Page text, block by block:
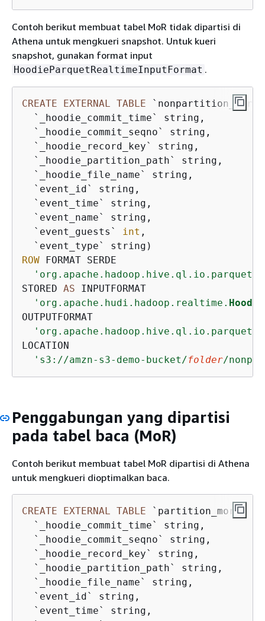
Contoh berikut membuat tabel MoR tidak dipartisi di
Athena untuk mengkueri snapshot. Untuk kueri
snapshot, gunakan format input
HoodieParquetRealtimeInputFormat .
CREATE EXTERNAL TABLE
  `_hoodie_commit_time` string,
  `_hoodie_commit_seqno` string,
  `_hoodie_record_key` string,
  `_hoodie_partition_path` string,
  `_hoodie_file_name` string,
  `event_id` string,
  `event_time` string,
  `event_name` string,
  `event_guests`
int ,
ROW FORMAT SERDE
STORED AS INPUTFORMAT
'org.apache.hudi.hadoop.realtime.
OUTPUTFORMAT
LOCATION
's3://amzn-s3-demo-bucket/folder/
Penggabungan yang dipartisi
pada tabel baca (MoR)
Contoh berikut membuat tabel MoR dipartisi di Athena
untuk mengkueri dioptimalkan baca.
CREATE EXTERNAL TABLE `partition_mor`(
  `_hoodie_commit_time` string,
  `_hoodie_commit_seqno` string,
  `_hoodie_record_key` string,
  `_hoodie_partition_path` string,
  `_hoodie_file_name` string,
  `event_id` string,
  `event_time` string,